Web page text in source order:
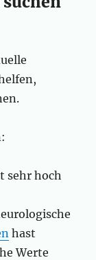
sehr hoch
hast
Werte